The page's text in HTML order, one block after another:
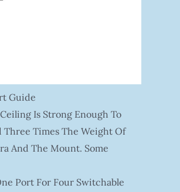
Guide
Is Strong Enough To
Times The Weight Of
And The Mount. Some
Port For Four Switchable